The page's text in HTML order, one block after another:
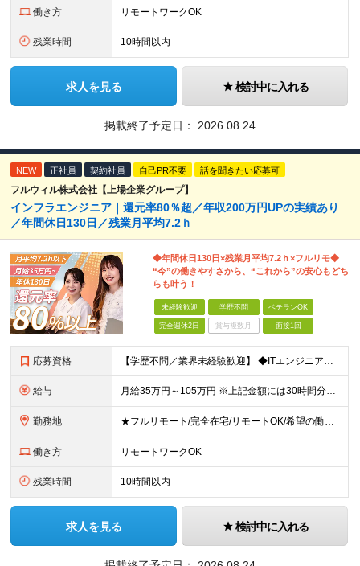
働き方 リモートワークOK
残業時間 10時間以内
求人を見る 検討中に入れる
掲載終了予定日： 2026.08.24
NEW 正社員 契約社員 自己PR不要 話を聞きたい応募可
フルウィル株式会社【上場企業グループ】
インフラエンジニア｜還元率80％超／年収200万円UPの実績あり
／年間休日130日／残業月平均7.2ｈ
◆年間休日130日×残業月平均7.2ｈ×フルリモ◆
“今”の働きやすさから、“これから”の安心もどち
らも叶う！
未経験歓迎 学歴不問 ベテランOK
完全週休2日 賞与複数月 面接1回
応募資格 【学歴不問／業界未経験歓迎】 ◆ITエンジニアとしての実務経験がある方 （開発・インフラ・テスト・ヘルプデスクなどジャンル不問） ※ブランクがある方、独学から実務経験をお持ちの方も大歓迎。 ※使用言
給与 月給35万円～105万円 ※上記金額には30時間分・6万6000円～19.9万円の固定残業代が含まれています。 固定残業代を超える勤務が発生した場合は、追加支給いたします。 ※試用期間3ヶ月あり。期間
勤務地 ★フルリモート/完全在宅/リモートOK/希望の働き方が叶う ◆ご自身のご希望や居住地を考慮し、決定します。 ◆転居を伴う転勤はありません。 全国各地のプロジェクト先での勤務となります。 【東京本
働き方 リモートワークOK
残業時間 10時間以内
求人を見る 検討中に入れる